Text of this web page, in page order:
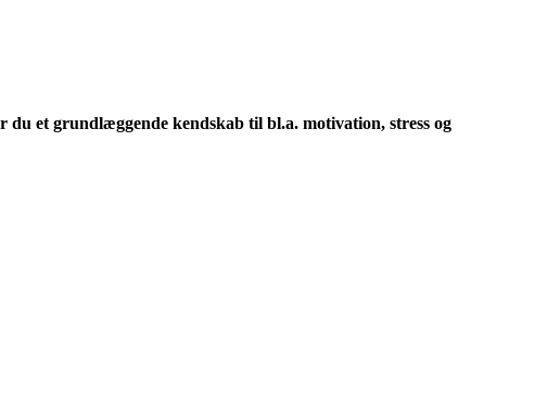
et grundlæggende kendskab til bl.a. motivation, stress og